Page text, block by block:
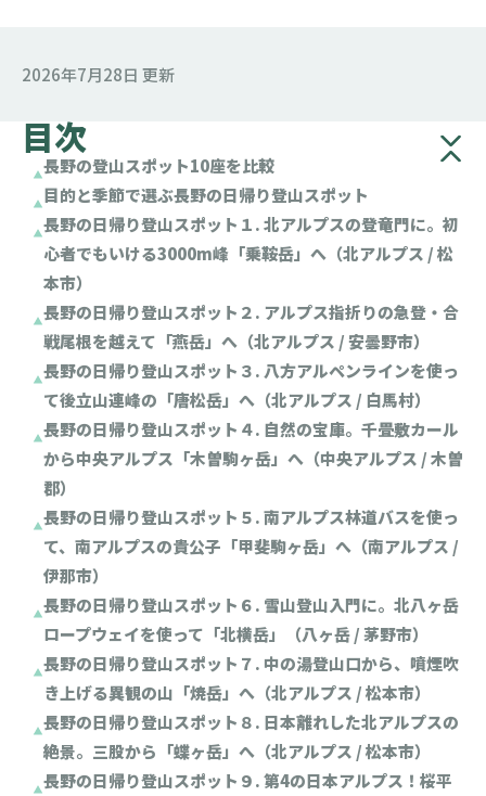
2026年7月28日 更新
目次
長野の登山スポット10座を比較
目的と季節で選ぶ長野の日帰り登山スポット
長野の日帰り登山スポット１. 北アルプスの登竜門に。初
心者でもいける3000m峰「乗鞍岳」へ（北アルプス / 松
本市）
長野の日帰り登山スポット２. アルプス指折りの急登・合
戦尾根を越えて「燕岳」へ（北アルプス / 安曇野市）
長野の日帰り登山スポット３. 八方アルペンラインを使っ
て後立山連峰の「唐松岳」へ（北アルプス / 白馬村）
長野の日帰り登山スポット４. 自然の宝庫。千畳敷カール
から中央アルプス「木曽駒ヶ岳」へ（中央アルプス / 木曽
郡）
長野の日帰り登山スポット５. 南アルプス林道バスを使っ
て、南アルプスの貴公子「甲斐駒ヶ岳」へ（南アルプス /
伊那市）
長野の日帰り登山スポット６. 雪山登山入門に。北八ヶ岳
ロープウェイを使って「北横岳」（八ヶ岳 / 茅野市）
長野の日帰り登山スポット７. 中の湯登山口から、噴煙吹
き上げる異観の山「焼岳」へ（北アルプス / 松本市）
長野の日帰り登山スポット８. 日本離れした北アルプスの
絶景。三股から「蝶ヶ岳」へ（北アルプス / 松本市）
長野の日帰り登山スポット９. 第4の日本アルプス！桜平